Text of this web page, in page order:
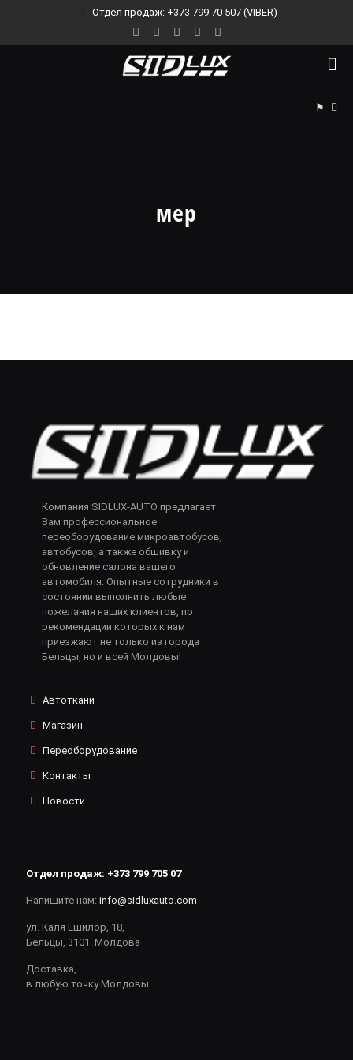
Отдел продаж: +373 799 70 507 (VIBER)
⚑
мер
Компания SIDLUX-AUTO предлагает
Вам профессиональное
переоборудование микроавтобусов,
автобусов, а также обшивку и
обновление салона вашего
автомобиля. Опытные сотрудники в
состоянии выполнить любые
пожелания наших клиентов, по
рекомендации которых к нам
приезжают не только из города
Бельцы, но и всей Молдовы!
Автоткани
Магазин
Переоборудование
Контакты
Новости
Отдел продаж: +373 799 705 07
Напишите нам: info@sidluxauto.com
ул. Каля Ешилор, 18,
Бельцы, 3101. Молдова
Доставка,
в любую точку Молдовы